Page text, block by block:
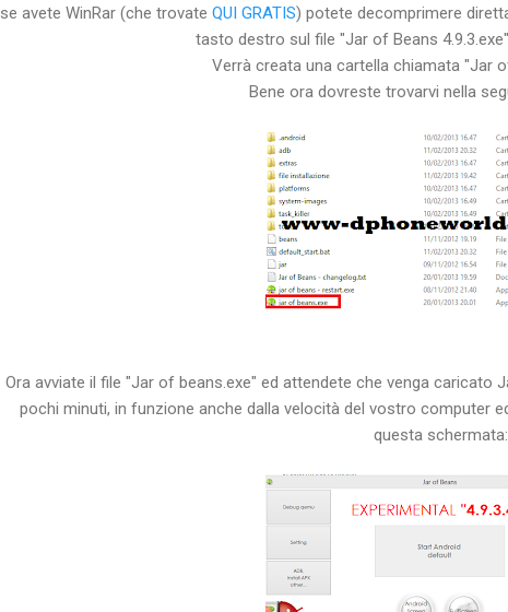
se avete WinRar (che trovate QUI GRATIS) potete decomprimere
tasto destro sul file "Jar of Beans 4.9.3.exe"
Verrà creata una cartella chiamata "Jar
Bene ora dovreste trovarvi nella
Ora avviate il file "Jar of beans.exe" ed attendete che venga caricato
pochi minuti, in funzione anche dalla velocità del vostro computer
questa schermata: